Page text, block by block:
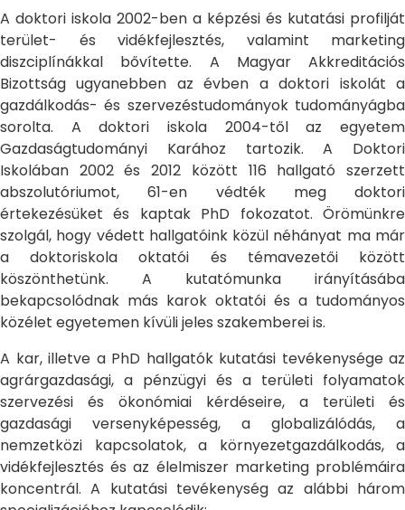
A doktori iskola 2002-ben a képzési és kutatási profilját
terület- és vidékfejlesztés, valamint marketing
diszciplínákkal bővítette. A Magyar Akkreditációs
Bizottság ugyanebben az évben a doktori iskolát a
gazdálkodás- és szervezéstudományok tudományágba
sorolta. A doktori iskola 2004-től az egyetem
Gazdaságtudományi Karához tartozik. A Doktori
Iskolában 2002 és 2012 között 116 hallgató szerzett
abszolutóriumot, 61-en védték meg doktori
értekezésüket és kaptak PhD fokozatot. Örömünkre
szolgál, hogy védett hallgatóink közül néhányat ma már
a doktoriskola oktatói és témavezetői között
köszönthetünk. A kutatómunka irányításába
bekapcsolódnak más karok oktatói és a tudományos
közélet egyetemen kívüli jeles szakemberei is.
A kar, illetve a PhD hallgatók kutatási tevékenysége az
agrárgazdasági, a pénzügyi és a területi folyamatok
szervezési és ökonómiai kérdéseire, a területi és
gazdasági versenyképesség, a globalizálódás, a
nemzetközi kapcsolatok, a környezetgazdálkodás, a
vidékfejlesztés és az élelmiszer marketing problémáira
koncentrál. A kutatási tevékenység az alábbi három